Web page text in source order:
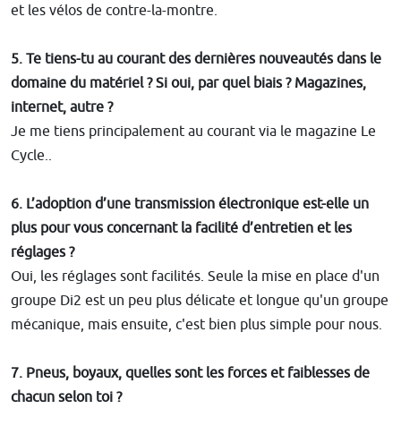
et les vélos de contre-la-montre.
5. Te tiens-tu au courant des dernières nouveautés dans le
domaine du matériel ? Si oui, par quel biais ? Magazines,
internet, autre ?
Je me tiens principalement au courant via le magazine Le
Cycle..
6. L’adoption d’une transmission électronique est-elle un
plus pour vous concernant la facilité d’entretien et les
réglages ?
Oui, les réglages sont facilités. Seule la mise en place d'un
groupe Di2 est un peu plus délicate et longue qu'un groupe
mécanique, mais ensuite, c'est bien plus simple pour nous.
7. Pneus, boyaux, quelles sont les forces et faiblesses de
chacun selon toi ?